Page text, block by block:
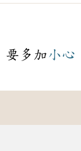
要多加小心